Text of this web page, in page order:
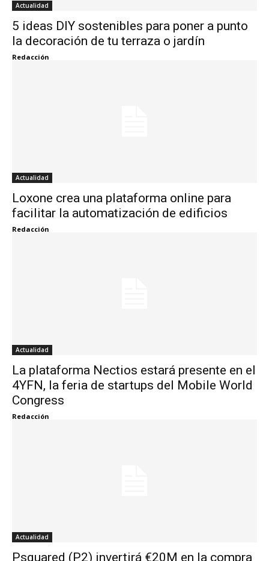
Actualidad
5 ideas DIY sostenibles para poner a punto
la decoración de tu terraza o jardín
Redacción
Actualidad
Loxone crea una plataforma online para
facilitar la automatización de edificios
Redacción
Actualidad
La plataforma Nectios estará presente en el
4YFN, la feria de startups del Mobile World
Congress
Redacción
Actualidad
Psquared (P2) invertirá €20M en la compra